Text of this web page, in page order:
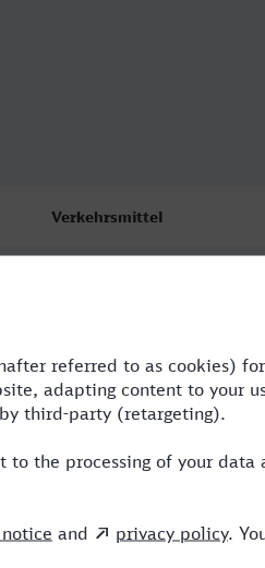
Verkehrsmittel
BUS,ME,ERX